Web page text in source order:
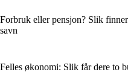
Forbruk eller pensjon? Slik
savn
Felles økonomi: Slik får dere to